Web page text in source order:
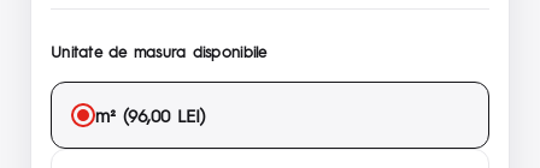
Unitate de masura disponibile
m² (96,00 LEI)